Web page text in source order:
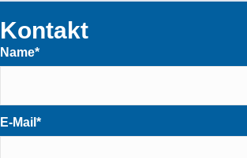
Kontakt
Name
E-Mail